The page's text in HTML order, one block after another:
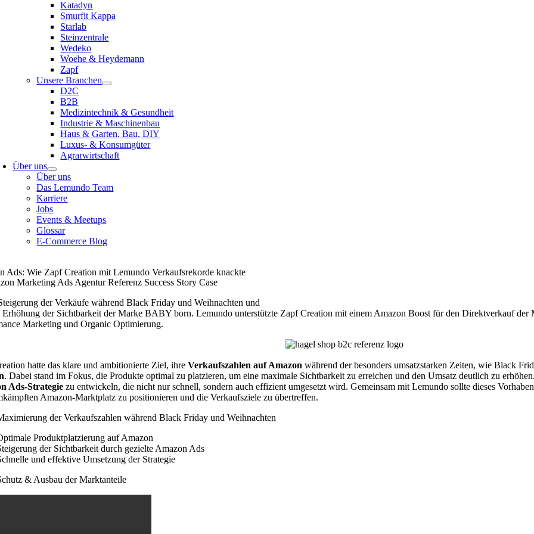
Katadyn
Smurfit Kappa
Starlab
Steinzentrale
Wedeko
Woehe & Heydemann
Zapf
Unsere Branchen
D2C
B2B
Medizintechnik & Gesundheit
Industrie & Maschinenbau
Haus & Garten, Bau, DIY
Luxus- & Konsumgüter
Agrarwirtschaft
Über uns
Über uns
Das Lemundo Team
Karriere
Jobs
Events & Meetups
Glossar
E-Commerce Blog
Ads: Wie Zapf Creation mit Lemundo Verkaufsrekorde knackte
der Verkäufe während Black Friday und Weihnachten und
der Sichtbarkeitder Marke BABY born. Lemundo unterstützte Zapf Creation mit einem Amazon Boost für den Direktverkauf der
Marketing und Organic Optimierung.
hatte das klare und ambitionierte Ziel, ihre Verkaufszahlen auf Amazon während der besonders umsatzstarken Zeiten, wie Black
. Dabei stand im Fokus, die Produkte optimal zu platzieren, um eine maximale Sichtbarkeit zu erreichen und den Umsatz deutlich zu
Ads-Strategiezu entwickeln, die nicht nur schnell, sondern auch effizient umgesetzt wird. Gemeinsam mit Lemundo sollte dieses
Amazon-Marktplatz zu positionieren und die Verkaufsziele zu übertreffen.
der Verkaufszahlen während Black Friday und Weihnachten
Produktplatzierung auf Amazon
der Sichtbarkeitdurch gezielte Amazon Ads
und effektive Umsetzung der Strategie
& Ausbau der Marktanteile